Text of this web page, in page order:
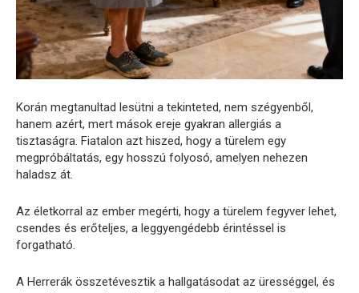
Korán megtanultad lesütni a tekinteted, nem szégyenből,
hanem azért, mert mások ereje gyakran allergiás a
tisztaságra. Fiatalon azt hiszed, hogy a türelem egy
megpróbáltatás, egy hosszú folyosó, amelyen nehezen
haladsz át.
Az életkorral az ember megérti, hogy a türelem fegyver lehet,
csendes és erőteljes, a leggyengédebb érintéssel is
forgatható.
A Herrerák összetévesztik a hallgatásodat az ürességgel, és